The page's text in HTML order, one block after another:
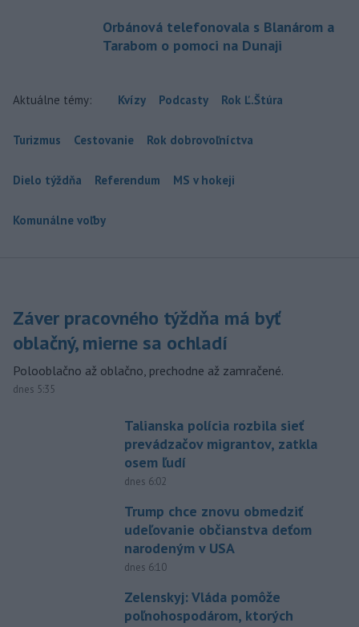
Orbánová telefonovala s Blanárom a
Tarabom o pomoci na Dunaji
Aktuálne témy: Kvízy Podcasty Rok Ľ.Štúra
Turizmus Cestovanie Rok dobrovoľníctva
Dielo týždňa Referendum MS v hokeji
Komunálne voľby
Záver pracovného týždňa má byť
oblačný, mierne sa ochladí
Polooblačno až oblačno, prechodne až zamračené.
dnes 5:35
Talianska polícia rozbila sieť
prevádzačov migrantov, zatkla
osem ľudí
dnes 6:02
Trump chce znovu obmedziť
udeľovanie občianstva deťom
narodeným v USA
dnes 6:10
Zelenskyj: Vláda pomôže
poľnohospodárom, ktorých